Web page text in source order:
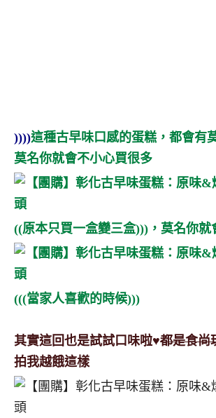
))))這種古早味口感的蛋糕，都會有
莫名你就會不小心買很多
((原本只買一盒變三盒)))，莫名你就
(((當家人喜歡的時候)))
其實這回也是試試口味啦♥都是食尚
拍我越餓這樣